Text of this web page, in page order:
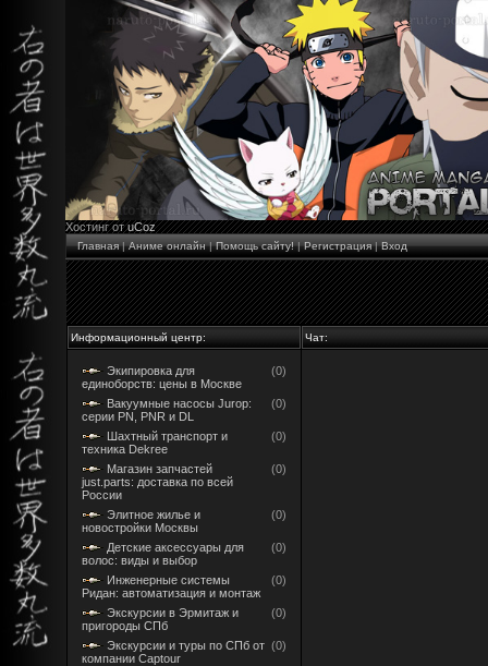
Хостинг отuCoz
Главная|Аниме онлайн|Помощь сайту!|Регистрация|Вход
Информационный центр: Чат:
Экипировка для
единоборств: цены в Москве
(0)
Вакуумные насосы Jurop:
серии PN, PNR и DL
(0)
Шахтный транспорт и
техника Dekree
(0)
Магазин запчастей
just.parts: доставка по всей
России
(0)
Элитное жилье и
новостройки Москвы
(0)
Детские аксессуары для
волос: виды и выбор
(0)
Инженерные системы
Ридан: автоматизация и монтаж
(0)
Экскурсии в Эрмитаж и
пригороды СПб
(0)
Экскурсии и туры по СПб от
компании Captour
(0)